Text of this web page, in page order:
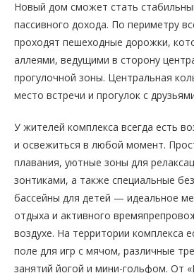
Новый дом сможет стать
пассивного дохода. По периметру
проходят пешеходные дорожки,
аллеями, ведущими в сторону
прогулочной зоны. Центральная
место встречи и прогулок с
У жителей комплекса всегда есть
и освежиться в любой момент.
плавания, уютные зоны для
зонтиками, а также специальные
бассейны для детей — идеальное
отдыха и активного
воздухе. На территории комплекса
поле для игр с мячом, различные
занятий йогой и мини-гольфом. От